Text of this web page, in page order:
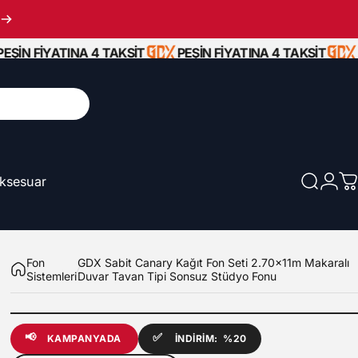
FİYATINA 4 TAKSİT PEŞİN FİYATINA 4 TAKSİT
AraGiriş
Fon
Sistemleri
GDX Sabit Canary Kağıt Fon Seti 2.70x11m Makaralı
Duvar Tavan Tipi Sonsuz Stüdyo Fonu
📢 KAMPANYADA ✅ İNDİRİM: %20